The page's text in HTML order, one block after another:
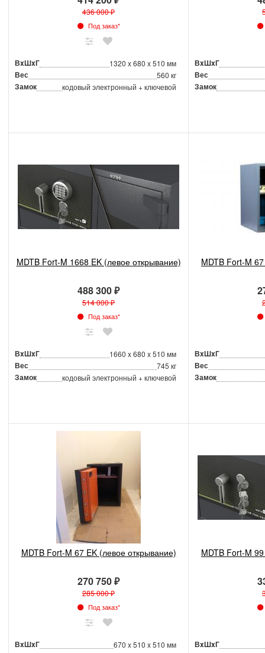
436 000 ₽
Под заказ*
ВxШxГ 1320 x 680 x 510 мм
Вес 560 кг
Замок кодовый электронный + ключевой
ВxШxГ
Вес
Замок
MDTB Fort-M 1668 EK (левое открывание)
488 300 ₽
514 000 ₽
Под заказ*
ВxШxГ 1660 x 680 x 510 мм
Вес 745 кг
Замок кодовый электронный + ключевой
MDTB Fort-M
ВxШxГ
Вес
Замок
MDTB Fort-M 67 EK (левое открывание)
270 750 ₽
285 000 ₽
Под заказ*
ВxШxГ 670 x 510 x 510 мм
MDTB Fort-M
ВxШxГ